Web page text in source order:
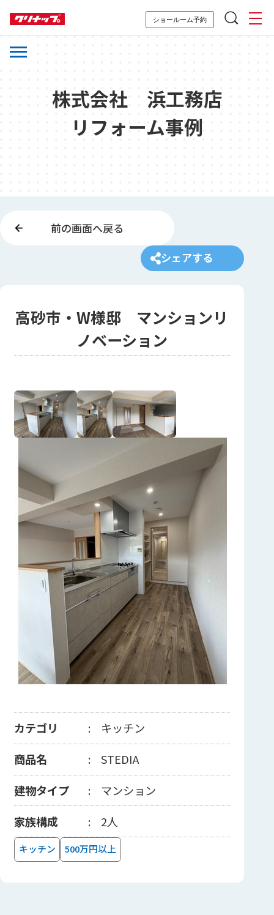
ショールーム予約
株式会社 浜工務店
リフォーム事例
前の画面へ戻る
シェアする
高砂市・W様邸 マンションリ
ノベーション
カテゴリ
キッチン
商品名
STEDIA
建物タイプ
マンション
家族構成
2人
キッチン 500万円以上